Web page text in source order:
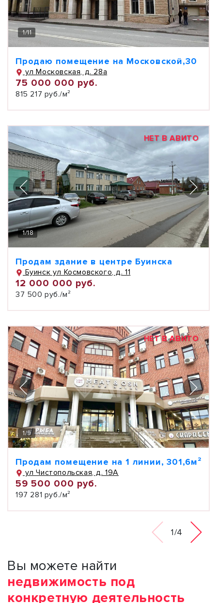
1/11
Продаю помещение на Московской,30
ул Московская, д. 28а
75 000 000 руб.
815 217 руб./м²
НЕТ В АВИТО
1/18
Продам здание в центре Буинска
Буинск ул Космовского, д. 11
12 000 000 руб.
37 500 руб./м²
НЕТ В АВИТО
1/9
Продам помещение на 1 линии, 301,6м²
ул Чистопольская, д. 19А
59 500 000 руб.
197 281 руб./м²
1/4
Вы можете найти
недвижимость под
конкретную деятельность